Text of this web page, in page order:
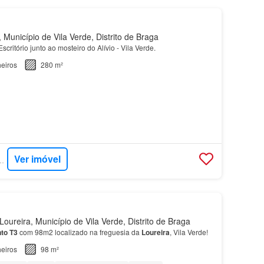
de Vila Verde, Distrito de Braga
junto ao mosteiro do Alívio - Vila Verde.
280 m²
MÉRITO Ver imóvel
Município de Vila Verde, Distrito de Braga
T3com 98m2 localizado na freguesia da Loureira, Vila Verde!
98 m²